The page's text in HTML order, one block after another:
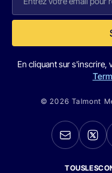
En cliquant sur s'inscrire,
© 2026 Talmont